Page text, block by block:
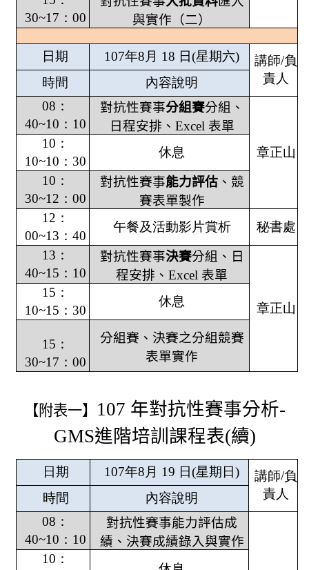
30~17 ： 00
與實作（二）
日期 107年8 月 18 日(星期六) 講師/負
責人
時間
內容說明
08 ：
40~10 ： 10
對抗性賽事分組賽分組、
日程安排、 Excel 表單
章正山
10 ：
10~10 ： 30
休息
10 ：
30~12 ： 00
對抗性賽事能力評估、競
賽表單製作
12 ：
00~13 ： 40
午餐及活動影片賞析
秘書處
13 ：
40~15 ： 10
對抗性賽事決賽分組、日
程安排、 Excel 表單
章正山
15 ：
10~15 ： 30
休息
15 ：
30~17 ： 00
分組賽、決賽之分組競賽
表單實作
【附表一】 107 年對抗性賽事分析-
GMS進階培訓課程表(續)
日期 107年8 月 19 日(星期日) 講師/負
責人
時間
內容說明
08 ：
40~10 ： 10
對抗性賽事能力評估成
績、決賽成績錄入與實作
10 ：